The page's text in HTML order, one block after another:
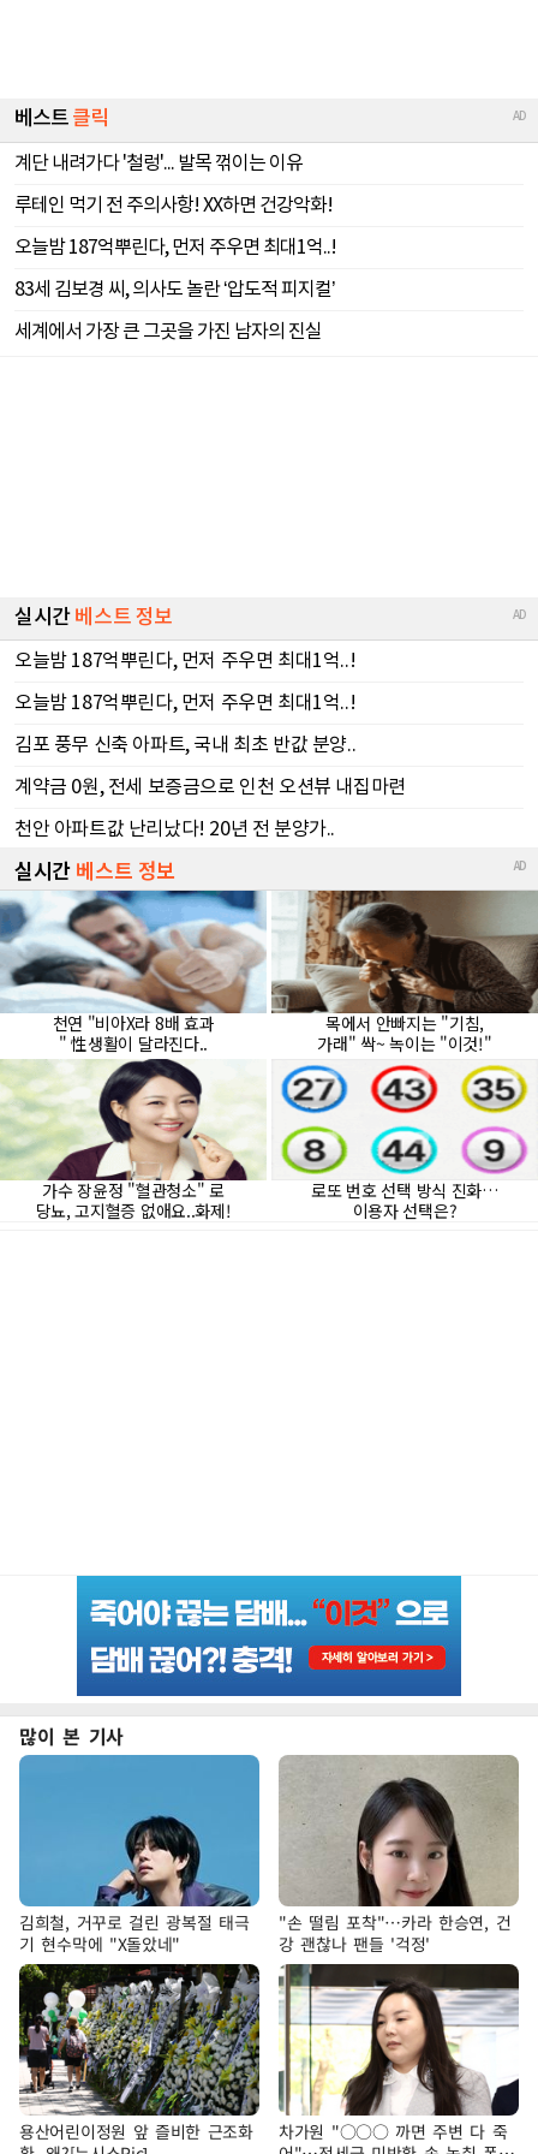
많이 본 기사
김희철, 거꾸로 걸린 광복절 태극
기 현수막에 "X돌았네"
"손 떨림 포착"…카라 한승연, 건
강 괜찮나 팬들 '걱정'
용산어린이정원 앞 즐비한 근조화
차가원 "○○○ 까면 주변 다 죽